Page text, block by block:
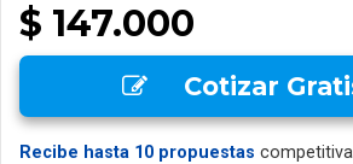
$ 147.000
Cotizar
Recibe hasta 10 propuestas